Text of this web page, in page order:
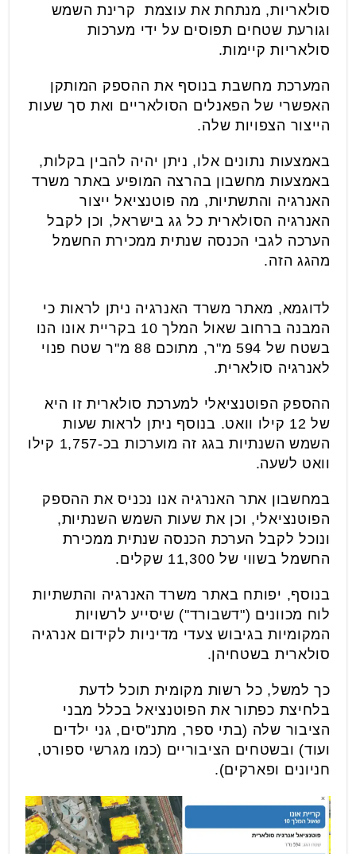
סולאריות, מנתחת את עוצמת קרינת השמש
וגורעת שטחים תפוסים על ידי מערכות
סולאריות קיימות.
המערכת מחשבת בנוסף את ההספק המותקן
האפשרי של הפאנלים הסולאריים ואת סך שעות
הייצור הצפויות שלה.
באמצעות נתונים אלו, ניתן יהיה להבין בקלות,
באמצעות מחשבון בהרצה המופיע באתר משרד
האנרגיה והתשתיות, מה פוטנציאל ייצור
האנרגיה הסולארית כל גג בישראל, וכן לקבל
הערכה לגבי הכנסה שנתית ממכירת החשמל
מהגג הזה.
לדוגמא, מאתר משרד האנרגיה ניתן לראות כי
המבנה ברחוב שאול המלך 10 בקריית אונו הנו
בשטח של 594 מ"ר, מתוכם 88 מ"ר שטח פנוי
לאנרגיה סולארית.
ההספק הפוטנציאלי למערכת סולארית זו היא
של 12 קילו וואט. בנוסף ניתן לראות שעות
השמש השנתיות בגג זה מוערכות בכ-1,757 קילו
וואט לשעה.
במחשבון אתר האנרגיה אנו נכניס את ההספק
הפוטנציאלי, וכן את שעות השמש השנתיות,
ונוכל לקבל הערכת הכנסה שנתית ממכירת
החשמל בשווי של 11,300 שקלים.
בנוסף, יפותח באתר משרד האנרגיה והתשתיות
לוח מכוונים ("דשבורד") שיסייע לרשויות
המקומיות בגיבוש צעדי מדיניות לקידום אנרגיה
סולארית בשטחיהן.
כך למשל, כל רשות מקומית תוכל לדעת
בלחיצת כפתור את הפוטנציאל בכלל מבני
הציבור שלה (בתי ספר, מתנ"סים, גני ילדים
ועוד) ובשטחים הציבוריים (כמו מגרשי ספורט,
חניונים ופארקים).